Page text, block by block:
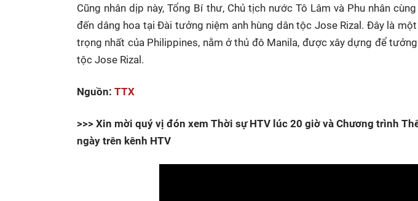
Cũng nhân dịp này, Tổng Bí thư, Chủ tịch nước Tô Lâm và Phu nhân
đến dâng hoa tại Đài tưởng niệm anh hùng dân tộc Jose Rizal. Đây là
trọng nhất của Philippines, nằm ở thủ đô Manila, được xây dựng để
tộc Jose Rizal.
Nguồn: TTX
>>> Xin mời quý vị đón xem Thời sự HTV lúc 20 giờ và Chương trình
ngày trên kênh HTV